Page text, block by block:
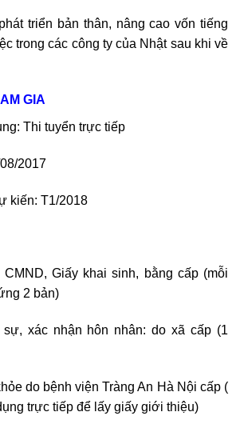
triển bản thân, nâng cao vốn tiếng
trong các công ty của Nhật sau khi về
GIA
Thi tuyển trực tiếp
2017
kiến: T1/2018
Giấy khai sinh, bằng cấp (mỗi
2 bản)
xác nhận hôn nhân: do xã cấp (1
do bệnh viện Tràng An Hà Nội cấp (
trực tiếp để lấy giấy giới thiệu)